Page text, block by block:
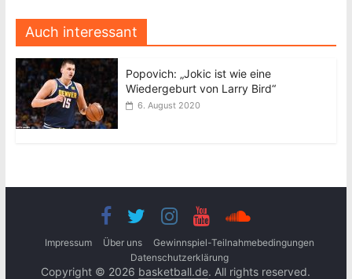
Auch interessant
Popovich: „Jokic ist wie eine
Wiedergeburt von Larry Bird“
6. August 2020
Impressum Über uns
Gewinnspiel-Teilnahmebedingungen
Datenschutzerklärung
Copyright © 2026 basketball.de. All rights reserved.